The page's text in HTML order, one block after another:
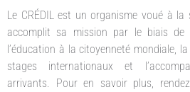
Le CRÉDIL est un organisme voué à
accomplit sa mission par le biais de
l’éducation à la citoyenneté mondiale,
stages internationaux et
arrivants. Pour en savoir plus,